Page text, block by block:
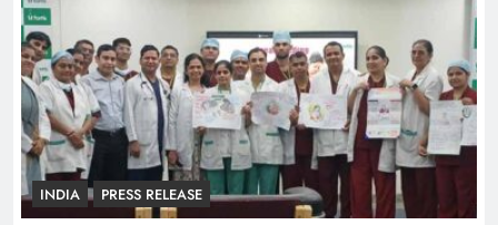
INDIA PRESS RELEASE